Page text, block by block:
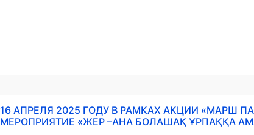
16 АПРЕЛЯ 2025 ГОДУ В РАМКАХ АКЦИИ «МАРШ
МЕРОПРИЯТИЕ «ЖЕР –АНА БОЛАШАҚ ҰРПАҚҚА